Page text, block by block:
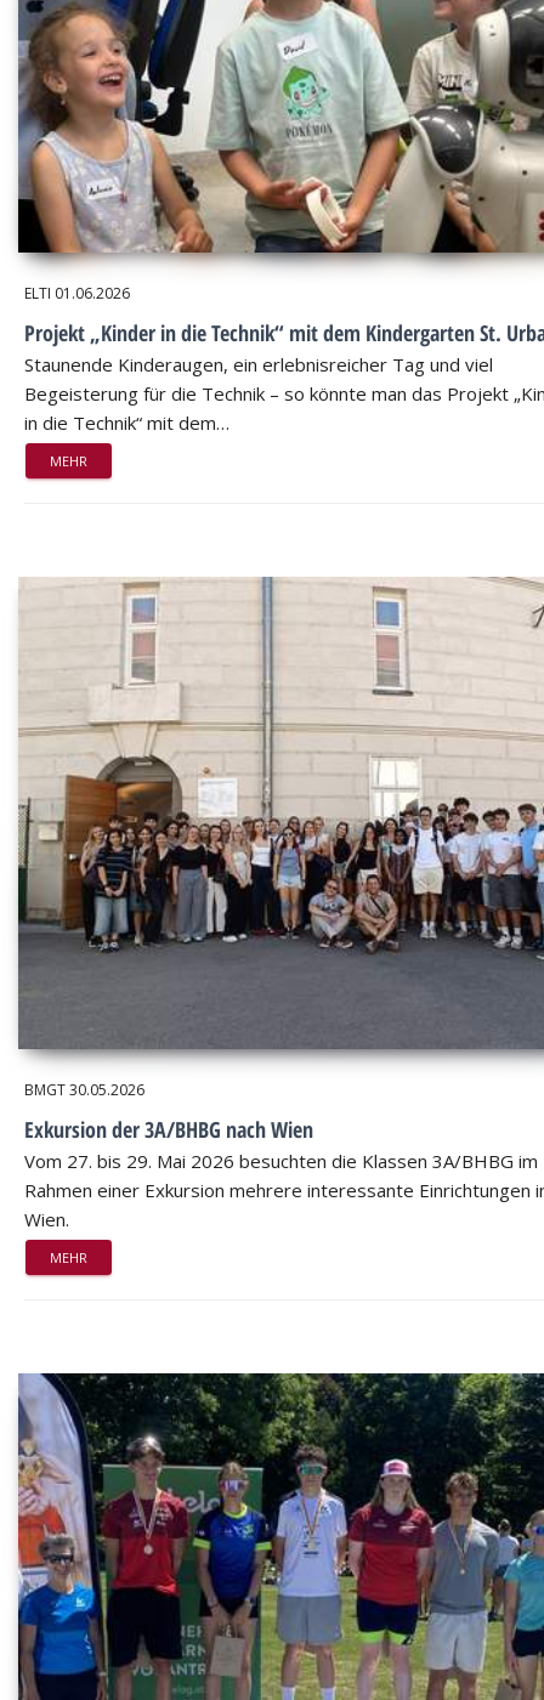
ELTI 01.06.2026
Projekt „Kinder in die Technik“ mit dem Kindergarten St.
Staunende Kinderaugen, ein erlebnisreicher Tag und viel
Begeisterung für die Technik – so könnte man das Projekt
in die Technik“ mit dem…
MEHR
BMGT30.05.2026
Exkursion der 3A/BHBG nach Wien
Vom 27. bis 29. Mai 2026 besuchten die Klassen 3A/BHBG im
Rahmen einer Exkursion mehrere interessante Einrichtungen
Wien.
MEHR